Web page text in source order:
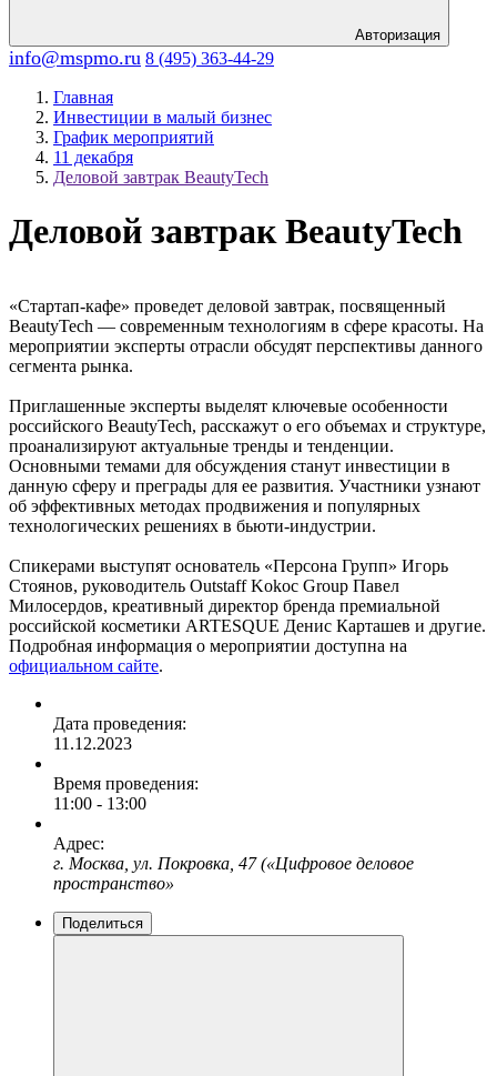
Авторизация
info@mspmo.ru 8 (495) 363-44-29
Главная
Инвестиции в малый бизнес
График мероприятий
11 декабря
Деловой завтрак BeautyTech
Деловой завтрак BeautyTech
«Стартап-кафе» проведет деловой завтрак, посвященный
BeautyTech — современным технологиям в сфере красоты. На
мероприятии эксперты отрасли обсудят перспективы данного
сегмента рынка.
Приглашенные эксперты выделят ключевые особенности
российского BeautyTech, расскажут о его объемах и структуре,
проанализируют актуальные тренды и тенденции.
Основными темами для обсуждения станут инвестиции в
данную сферу и преграды для ее развития. Участники узнают
об эффективных методах продвижения и популярных
технологических решениях в бьюти-индустрии.
Спикерами выступят основатель «Персона Групп» Игорь
Стоянов, руководитель Outstaff Kokoc Group Павел
Милосердов, креативный директор бренда премиальной
российской косметики ARTESQUE Денис Карташев и другие.
Подробная информация о мероприятии доступна на
официальном сайте.
Дата проведения:
11.12.2023
Время проведения:
11:00 - 13:00
Адрес:
г. Москва, ул. Покровка, 47 («Цифровое деловое
пространство»
Поделиться